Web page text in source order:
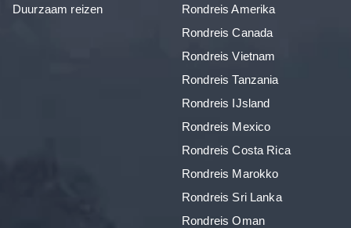
Duurzaam reizen
Rondreis Amerika
Rondreis Canada
Rondreis Vietnam
Rondreis Tanzania
Rondreis IJsland
Rondreis Mexico
Rondreis Costa Rica
Rondreis Marokko
Rondreis Sri Lanka
Rondreis Oman